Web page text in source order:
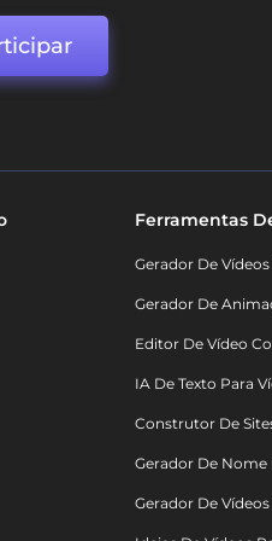
Ferramentas
Gerador De
Gerador De
Editor De Vídeo
IA De Texto Para
Construtor De
Gerador De Nome
Gerador De